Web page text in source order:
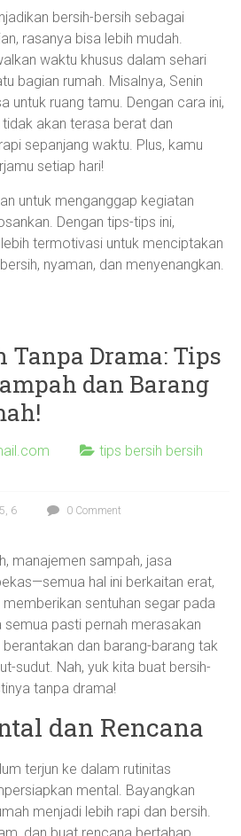
bersih-bersih sebagai
rasanya bisa lebih mudah.
waktu khusus dalam sehari
bagian rumah. Misalnya, Senin
untuk ruang tamu. Dengan cara ini,
akan terasa berat dan
sepanjang waktu. Plus, kamu
setiap hari!
untuk menganggap kegiatan
Dengan tips-tips ini,
termotivasi untuk menciptakan
nyaman, dan menyenangkan.
Tanpa Drama: Tips
dan Barang
tips bersih bersih
5, 6 0 Comment
manajemen sampah, jasa
hal ini berkaitan erat,
sentuhan segar pada
pasti pernah merasakan
dan barang-barang tak
sudut. Nah, yuk kita buat bersih-
tanpa drama!
dan Rencana
terjun ke dalam rutinitas
mental. Bayangkan
menjadi lebih rapi dan bersih.